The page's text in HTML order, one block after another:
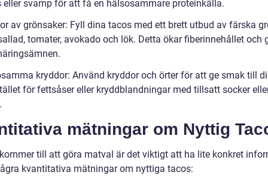
eller svamp för att få en hälsosammare proteinkälla.
av grönsaker: Fyll dina tacos med ett brett utbud av färska
tomater, avokado och lök. Detta ökar fiberinnehållet och
kryddor: Använd kryddor och örter för att ge smak till
för fettsåser eller kryddblandningar med tillsatt socker
mätningar om Nyttig
till att göra matval är det viktigt att ha lite konkret
kvantitativa mätningar om nyttiga tacos: